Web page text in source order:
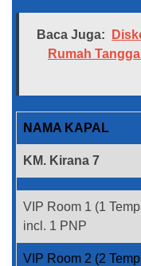
Baca Juga:
Rumah
NAMA KAPAL
KM. Kirana 7
VIP Room 1 (1
incl. 1 PNP
VIP Room 2 (2